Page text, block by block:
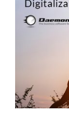
imagen
más